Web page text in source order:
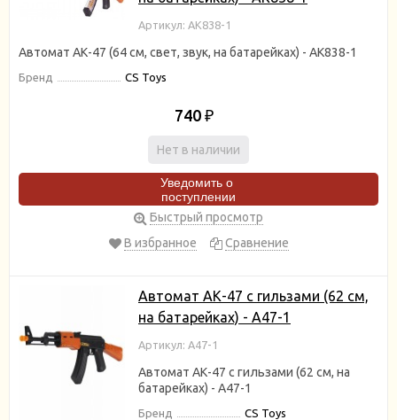
Артикул: AK838-1
Автомат АК-47 (64 см, свет, звук, на батарейках) - AK838-1
Бренд CS Toys
740 ₽
Нет в наличии
Уведомить о
поступлении
Быстрый просмотр
В избранное
Сравнение
Автомат АК-47 c гильзами (62 см,
на батарейках) - A47-1
Артикул: A47-1
Автомат АК-47 c гильзами (62 см, на
батарейках) - A47-1
Бренд CS Toys